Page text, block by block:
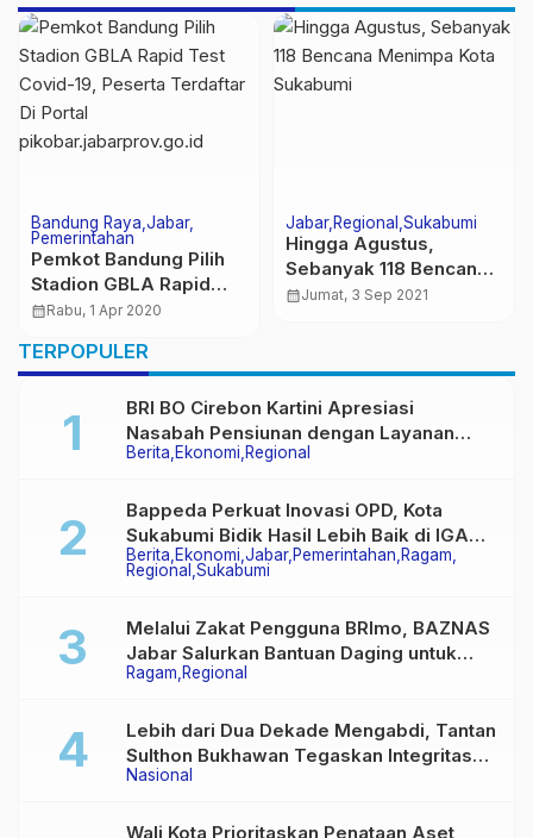
Bandung Raya Jabar
Pemerintahan
Pemkot Bandung Pilih
Stadion GBLA Rapid
Test Covid-19, Peserta
pikobar.jabarprov.go.id
calendar_monthRabu, 1 Apr 2020
Jabar Regional Sukabumi
Hingga Agustus,
Sebanyak 118 Bencana
Menimpa Kota
calendar_monthJumat, 3 Sep 2021
TERPOPULER
Berita Ekonomi Regional
BRI BO Cirebon Kartini Apresiasi
Nasabah Pensiunan dengan Layanan
Terpadu, Literasi Keuangan hingga
Berita Ekonomi Jabar Pemerintahan Ragam
Regional Sukabumi
Bappeda Perkuat Inovasi OPD, Kota
Sukabumi Bidik Hasil Lebih Baik di IGA
2026
Ragam Regional
Melalui Zakat Pengguna BRImo, BAZNAS
Jabar Salurkan Bantuan Daging untuk
Masyarakat Desa Ciririp
Nasional
Lebih dari Dua Dekade Mengabdi, Tantan
Sulthon Bukhawan Tegaskan Integritas
Adalah Harga Mati Wartawan
Wali Kota Prioritaskan Penataan Aset